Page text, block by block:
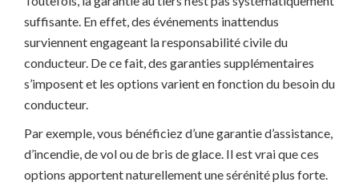
suffisante. En effet, des événements inattendus
surviennent engageant la responsabilité civile du
conducteur. De ce fait, des garanties supplémentaires
s’imposent et les options varient en fonction du besoin du
conducteur.
Par exemple, vous bénéficiez d’une garantie d’assistance,
d’incendie, de vol ou de bris de glace. Il est vrai que ces
options apportent naturellement une sérénité plus forte.